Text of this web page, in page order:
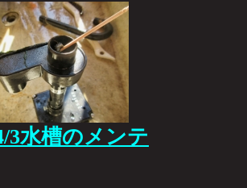
3水槽のメンテ